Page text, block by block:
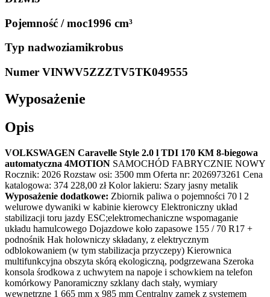
Pojemność / moc1996 cm³
Typ nadwoziamikrobus
Numer VINWV5ZZZTV5TK049555
Wyposażenie
Opis
VOLKSWAGEN Caravelle Style 2.0 l TDI 170 KM 8-biegowa
automatyczna 4MOTION SAMOCHÓD FABRYCZNIE NOWY
Rocznik: 2026 Rozstaw osi: 3500 mm Oferta nr: 2026973261 Cena
katalogowa: 374 228,00 zł Kolor lakieru: Szary jasny metalik
Wyposażenie dodatkowe: Zbiornik paliwa o pojemności 70 l 2
welurowe dywaniki w kabinie kierowcy Elektroniczny układ
stabilizacji toru jazdy ESC;elektromechaniczne wspomaganie
układu hamulcowego Dojazdowe koło zapasowe 155 / 70 R17 +
podnośnik Hak holowniczy składany, z elektrycznym
odblokowaniem (w tym stabilizacja przyczepy) Kierownica
multifunkcyjna obszyta skórą ekologiczną, podgrzewana Szeroka
konsola środkowa z uchwytem na napoje i schowkiem na telefon
komórkowy Panoramiczny szklany dach stały, wymiary
wewnętrzne 1 665 mm x 985 mm Centralny zamek z systemem